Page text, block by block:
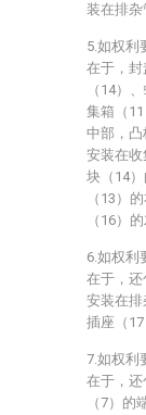
装在排杂
5.如权利
在于，
（14）
集箱（
中部，凸
安装在收
块（14
（13）
（16）
6.如权利
在于，还
安装在排
插座（17
7.如权利
在于，还
（7）